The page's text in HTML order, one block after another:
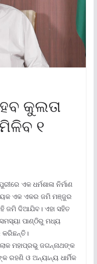
କୁଲତା
ମିଳିବ ୧
ଏକ ଧର୍ମଶାଳା ନିର୍ମାଣ
ଏକ ଏକର ଜମି ମଞ୍ଜୁର
ଜମି ଦିଆଯିବ। ଏହା ସହିତ
ସମସ୍ୟା ପାଣ୍ଠିରୁ ମଧ୍ୟ
ମହାପ୍ରଭୁ ଜଗନ୍ନାଥଙ୍କ
ରହଣି ଓ ଅନ୍ୟାନ୍ୟ ଧାର୍ମିକ